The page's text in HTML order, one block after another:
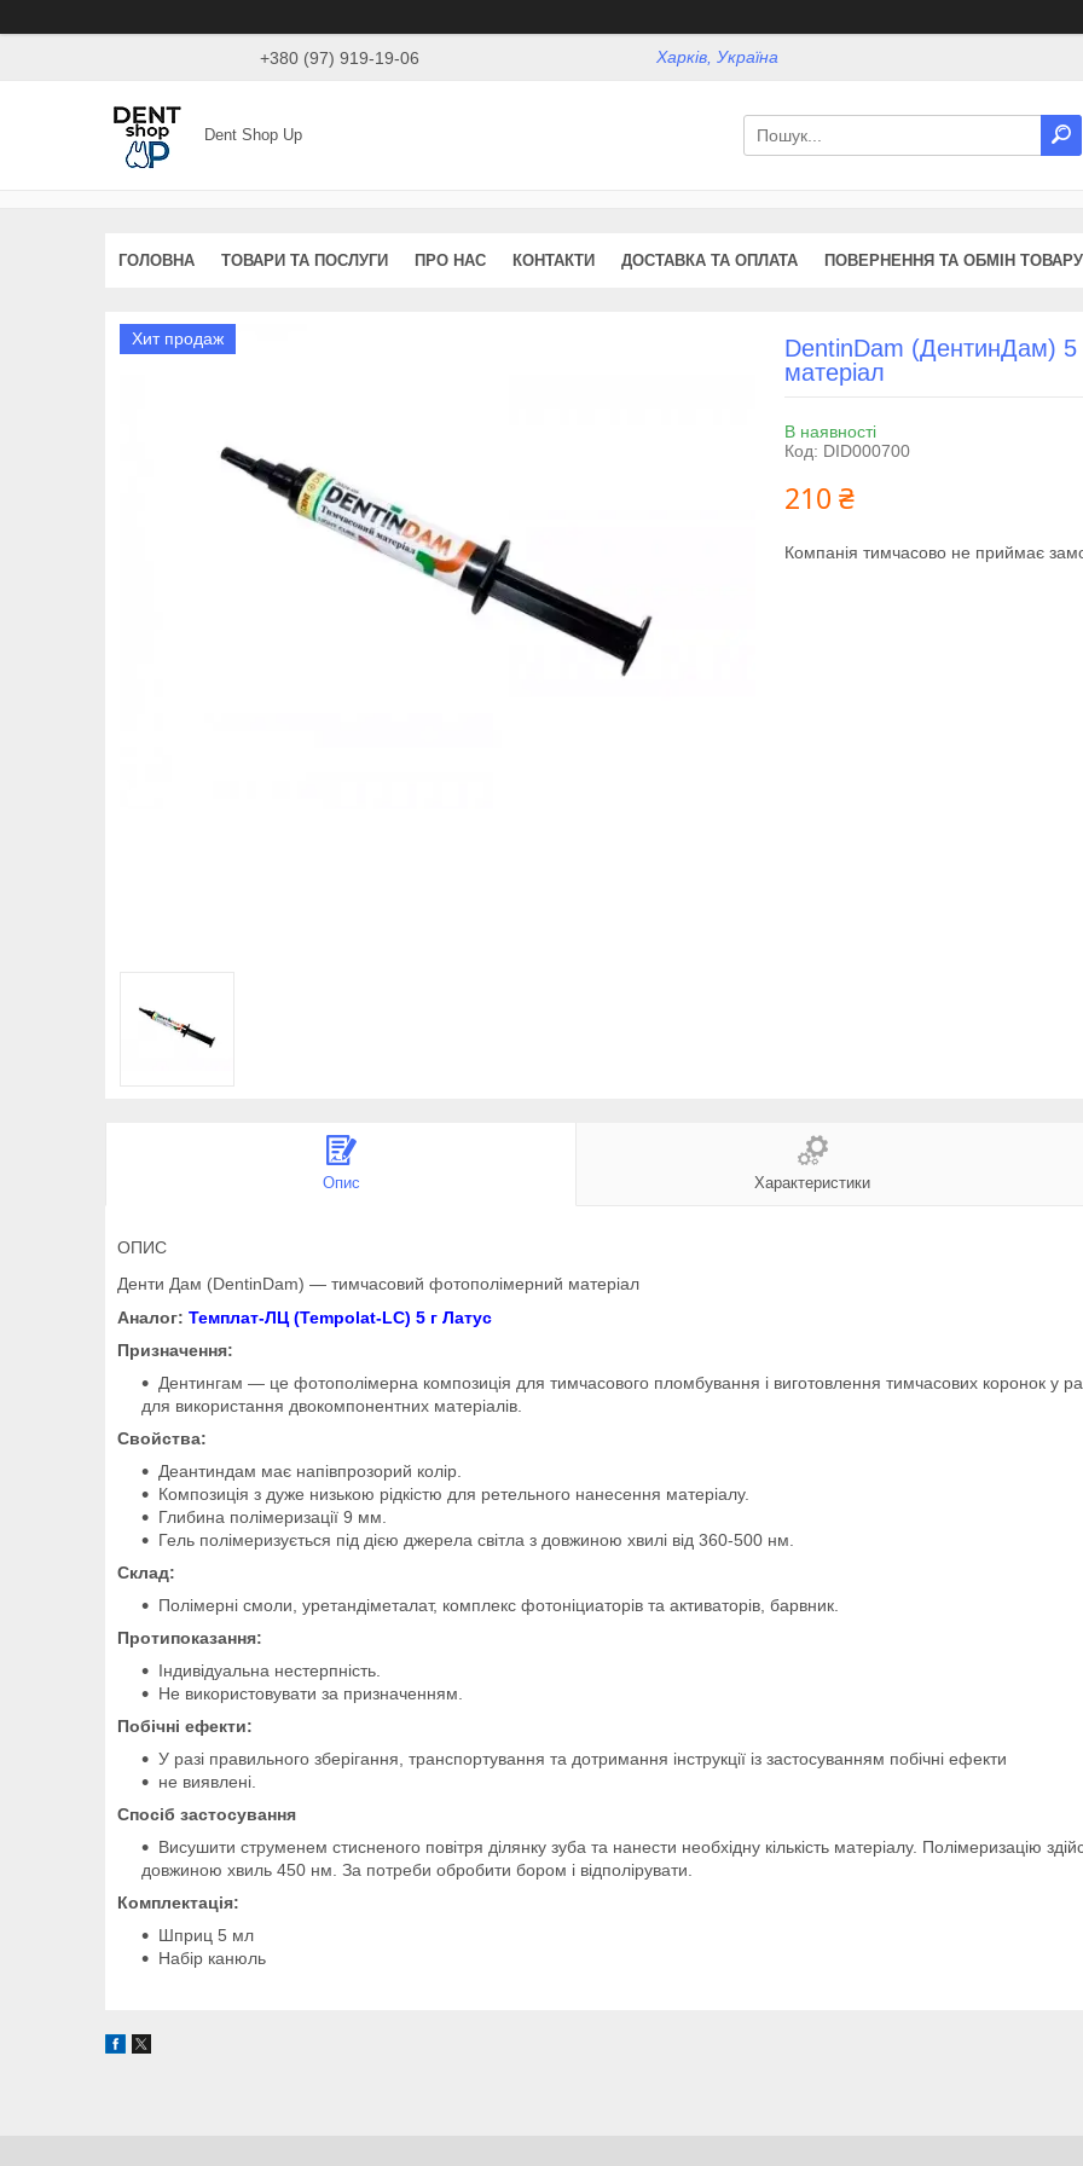
+380 (97) 919-19-06 Харків, Україна
Dent Shop Up
ГОЛОВНА ТОВАРИ ТА ПОСЛУГИ ПРО НАС КОНТАКТИ ДОСТАВКА ТА ОПЛАТА ПОВЕРНЕННЯ ТА ОБМІН ТОВАРУ
Хит продаж
DentinDam (ДентинДам)
матеріал
В наявності
Код: DID000700
210 ₴
Компанія тимчасово не приймає
Опис Характеристики
ОПИС
Денти Дам (DentinDam) — тимчасовий фотополімерний матеріал
Аналог: Темплат-ЛЦ (Tempolat-LC) 5 г Латус
Призначення:
Дентингам — це фотополімерна композиція для тимчасового пломбування і виготовлення тимчасових коронок у
для використання двокомпонентних матеріалів.
Свойства:
Деантиндам має напівпрозорий колір.
Композиція з дуже низькою рідкістю для ретельного нанесення матеріалу.
Глибина полімеризації 9 мм.
Гель полімеризується під дією джерела світла з довжиною хвилі від 360-500 нм.
Склад:
Полімерні смоли, уретандіметалат, комплекс фотоніциаторів та активаторів, барвник.
Протипоказання:
Індивідуальна нестерпність.
Не використовувати за призначенням.
Побічні ефекти:
У разі правильного зберігання, транспортування та дотримання інструкції із застосуванням побічні ефекти
не виявлені.
Спосіб застосування
Висушити струменем стисненого повітря ділянку зуба та нанести необхідну кількість матеріалу. Полімеризацію
довжиною хвиль 450 нм. За потреби обробити бором і відполірувати.
Комплектація:
Шприц 5 мл
Набір канюль